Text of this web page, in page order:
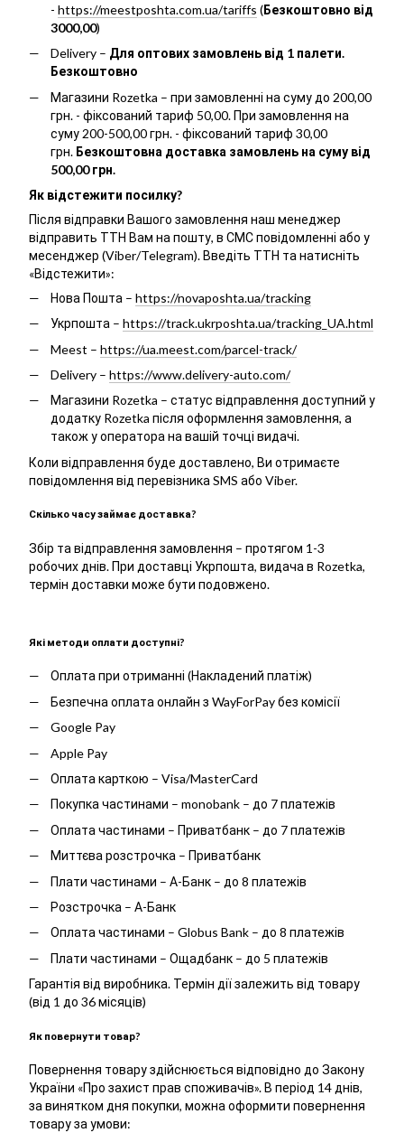
- https://meestposhta.com.ua/tariffs (Безкоштовно від
3000,00)
Delivery – Для оптових замовлень від 1 палети.
Безкоштовно
Магазини Rozetka – при замовленні на суму до 200,00
грн. - фіксований тариф 50,00. При замовлення на
суму 200-500,00 грн. - фіксований тариф 30,00
грн. Безкоштовна доставка замовлень на суму від
500,00 грн.
Як відстежити посилку?
Після відправки Вашого замовлення наш менеджер
відправить ТТН Вам на пошту, в СМС повідомленні або у
месенджер (Viber/Telegram). Введіть ТТН та натисніть
«Відстежити»:
Нова Пошта – https://novaposhta.ua/tracking
Укрпошта – https://track.ukrposhta.ua/tracking_UA.html
Meest – https://ua.meest.com/parcel-track/
Delivery – https://www.delivery-auto.com/
Магазини Rozetka – статус відправлення доступний у
додатку Rozetka після оформлення замовлення, а
також у оператора на вашій точці видачі.
Коли відправлення буде доставлено, Ви отримаєте
повідомлення від перевізника SMS або Viber.
Скілько часу займає доставка?
Збір та відправлення замовлення – протягом 1-3
робочих днів. При доставці Укрпошта, видача в Rozetka,
термін доставки може бути подовжено.
Які методи оплати доступні?
Оплата при отриманні (Накладений платіж)
Безпечна оплата онлайн з WayForPay без комісії
Google Pay
Apple Pay
Оплата карткою – Visa/MasterCard
Покупка частинами – monobank – до 7 платежів
Оплата частинами – Приватбанк – до 7 платежів
Миттєва розстрочка – Приватбанк
Плати частинами – А-Банк – до 8 платежів
Розстрочка – А-Банк
Оплата частинами – Globus Bank – до 8 платежів
Плати частинами – Ощадбанк – до 5 платежів
Гарантія від виробника. Термін дії залежить від товару
(від 1 до 36 місяців)
Як повернути товар?
Повернення товару здійснюється відповідно до Закону
України «Про захист прав споживачів». В період 14 днів,
за винятком дня покупки, можна оформити повернення
товару за умови: